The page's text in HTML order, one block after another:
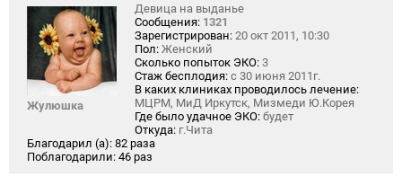
Жулюшка
Девица на выданье
Сообщения: 1321
Зарегистрирован: 20 окт 2011, 10:30
Пол: Женский
Сколько попыток ЭКО: 3
Стаж бесплодия: с 30 июня 2011г.
В каких клиниках проводилось лечение:
МЦРМ, МиД Иркутск, Мизмеди Ю.Корея
Где было удачное ЭКО: будет
Откуда: г.Чита
Благодарил (а): 82 раза
Поблагодарили: 46 раз